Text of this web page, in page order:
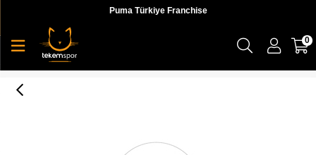
Puma Türkiye Franchise
0